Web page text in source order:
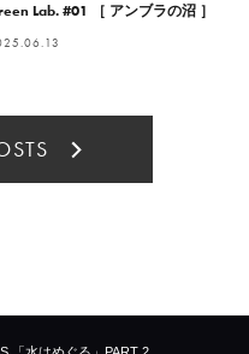
Lab. #01 ［ アンブラの沼 ］